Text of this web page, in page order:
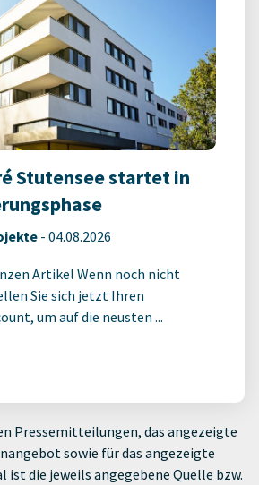
Stutensee startet in
- 04.08.2026
Artikel Wenn noch nicht
Sie sich jetzt Ihren
um auf die neusten ...
Pressemitteilungen, das angezeigte
sowie für das angezeigte
ist die jeweils angegebene Quelle bzw.